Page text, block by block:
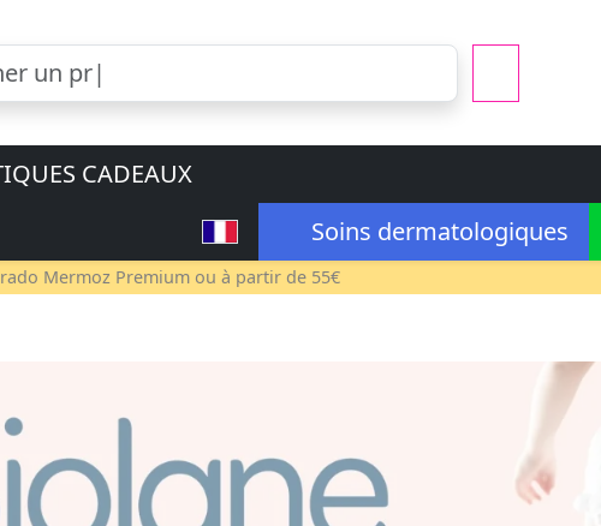
CADEAUX
Soins dermatologiques
Mermoz Premium ou à partir de 55€